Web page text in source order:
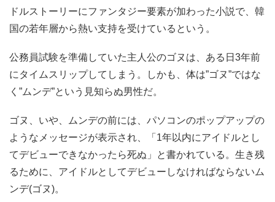
ドルストーリーにファンタジー要素が加わった小説で、韓
国の若年層から熱い支持を受けているという。
公務員試験を準備していた主人公のゴヌは、ある日3年前
にタイムスリップしてしまう。しかも、体は”ゴヌ”ではな
く”ムンデ”という見知らぬ男性だ。
ゴヌ、いや、ムンデの前には、パソコンのポップアップの
ようなメッセージが表示され、「1年以内にアイドルとし
てデビューできなかったら死ぬ」と書かれている。生き残
るために、アイドルとしてデビューしなければならないム
ンデ(ゴヌ)。